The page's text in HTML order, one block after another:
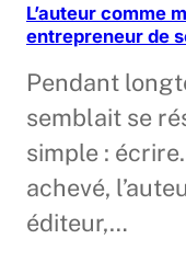
L’auteur comme
entrepreneur de
Pendant
semblait se
simple :
achevé,
éditeur,…